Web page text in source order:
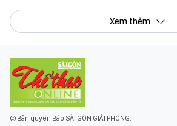
Xem thêm
© Bản quyền Báo SÀI GÒN GIẢI PHÓNG.